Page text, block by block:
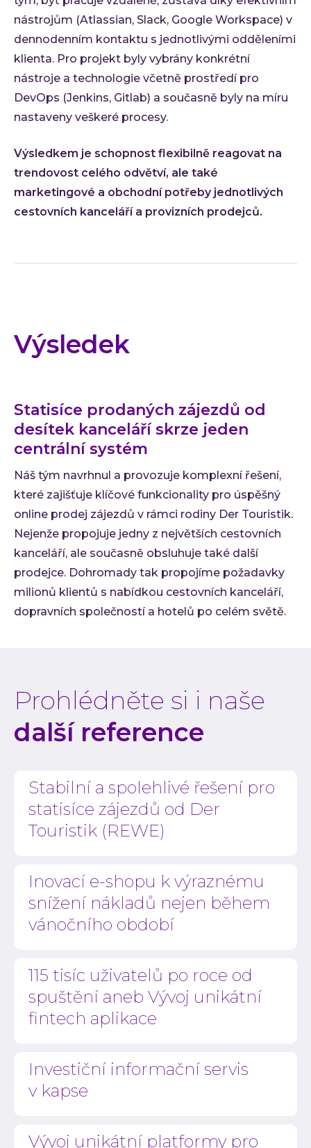
nástrojům (Atlassian, Slack, Google Workspace) v
dennodenním kontaktu s jednotlivými odděleními
klienta. Pro projekt byly vybrány konkrétní
nástroje a technologie včetně prostředí pro
DevOps (Jenkins, Gitlab) a současně byly na míru
nastaveny veškeré procesy.
Výsledkem je schopnost flexibilně reagovat na
trendovost celého odvětví, ale také
marketingové a obchodní potřeby jednotlivých
cestovních kanceláří a provizních prodejců.
Výsledek
Statisíce prodaných zájezdů od
desítek kanceláří skrze jeden
centrální systém
Náš tým navrhnul a provozuje komplexní řešení,
které zajišťuje klíčové funkcionality pro úspěšný
online prodej zájezdů v rámci rodiny Der Touristik.
Nejenže propojuje jedny z největších cestovních
kanceláří, ale současně obsluhuje také další
prodejce. Dohromady tak propojíme požadavky
milionů klientů s nabídkou cestovních kanceláří,
dopravních společností a hotelů po celém světě.
Prohlédněte si i naše
další reference
Stabilní a spolehlivé řešení pro
statisíce zájezdů od Der
Touristik (REWE)
Inovací e-shopu k výraznému
snížení nákladů nejen během
vánočního období
115 tisíc uživatelů po roce od
spuštění aneb Vývoj unikátní
fintech aplikace
Investiční informační servis
v kapse
Vývoj unikátní platformy pro